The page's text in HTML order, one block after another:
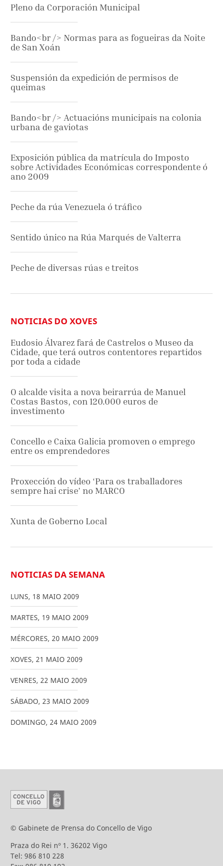
Pleno da Corporación Municipal
Bando<br /> Normas para as fogueiras da Noite
de San Xoán
Suspensión da expedición de permisos de
queimas
Bando<br /> Actuacións municipais na colonia
urbana de gaviotas
Exposición pública da matrícula do Imposto
sobre Actividades Económicas correspondente ó
ano 2009
Peche da rúa Venezuela ó tráfico
Sentido único na Rúa Marqués de Valterra
Peche de diversas rúas e treitos
NOTICIAS DO XOVES
Eudosio Álvarez fará de Castrelos o Museo da
Cidade, que terá outros contentores repartidos
por toda a cidade
O alcalde visita a nova beirarrúa de Manuel
Costas Bastos, con 120.000 euros de
investimento
Concello e Caixa Galicia promoven o emprego
entre os emprendedores
Proxección do vídeo ‘Para os traballadores
sempre hai crise’ no MARCO
Xunta de Goberno Local
NOTICIAS DA SEMANA
LUNS, 18 MAIO 2009
MARTES, 19 MAIO 2009
MÉRCORES, 20 MAIO 2009
XOVES, 21 MAIO 2009
VENRES, 22 MAIO 2009
SÁBADO, 23 MAIO 2009
DOMINGO, 24 MAIO 2009
© Gabinete de Prensa do Concello de Vigo
Praza do Rei nº 1. 36202 Vigo
Tel: 986 810 228